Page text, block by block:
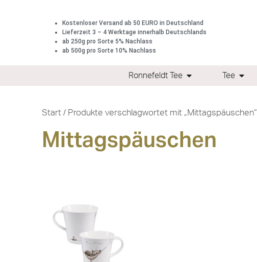
Kostenloser Versand ab 50 EURO in Deutschland
Lieferzeit 3 – 4 Werktage innerhalb Deutschlands
ab 250g pro Sorte 5% Nachlass
ab 500g pro Sorte 10% Nachlass
Ronnefeldt Tee Tee
Start / Produkte verschlagwortet mit „Mittagspäuschen“
Mittagspäuschen